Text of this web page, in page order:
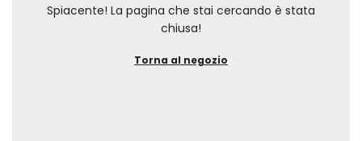
Spiacente! La pagina che stai cercando è stata
chiusa!
Torna al negozio